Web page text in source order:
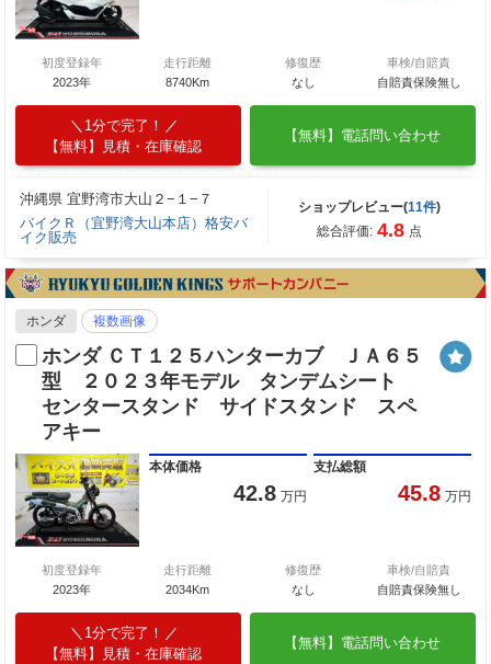
初度登録年
2023年
走行距離
8740Km
修復歴
なし
車検/自賠責
自賠責保険無し
1分で完了！
【無料】見積・在庫確認
【無料】電話問い合わせ
沖縄県 宜野湾市大山２−１−７
バイクＲ（宜野湾大山本店）格安バ
イク販売
ショップレビュー(11件)
総合評価: 4.8 点
ホンダ 複数画像
ホンダ ＣＴ１２５ハンターカブ ＪＡ６５
型 ２０２３年モデル タンデムシート
センタースタンド サイドスタンド スペ
アキー
本体価格
42.8 万円
支払総額
45.8 万円
初度登録年
2023年
走行距離
2034Km
修復歴
なし
車検/自賠責
自賠責保険無し
1分で完了！
【無料】見積・在庫確認
【無料】電話問い合わせ